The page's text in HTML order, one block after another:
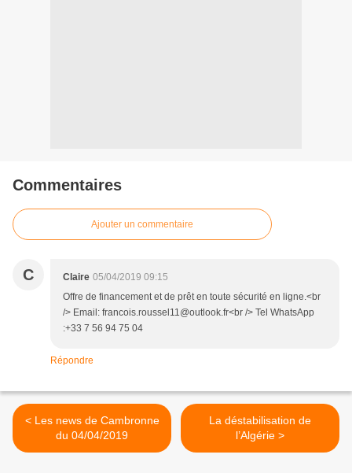
Commentaires
Ajouter un commentaire
C Claire 05/04/2019 09:15
Offre de financement et de prêt en toute sécurité en ligne.<br
/> Email: francois.roussel11@outlook.fr<br /> Tel WhatsApp
:+33 7 56 94 75 04
Répondre
< Les news de Cambronne
du 04/04/2019
La déstabilisation de
l’Algérie >